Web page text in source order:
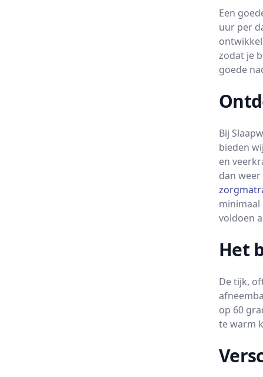
Een
uur per
zodat je
goede
Bij
bieden
en
dan
minimaal
voldoen
Het
De tijk,
op 60
te warm